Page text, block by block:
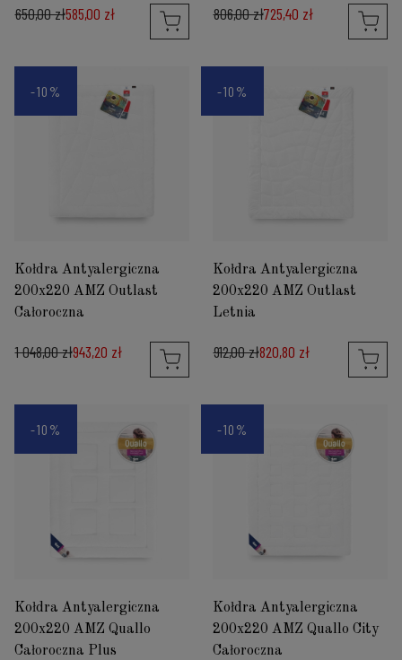
650,00 zł585,00 zł 806,00 zł725,40 zł
Kołdra Antyalergiczna
200x220 AMZ Outlast
Całoroczna
1 048,00 zł943,20 zł
-10%
Kołdra Antyalergiczna
200x220 AMZ Outlast
Letnia
912,00 zł820,80 zł
-10%
Kołdra Antyalergiczna
200x220 AMZ Quallo
Całoroczna Plus
-10%
Kołdra Antyalergiczna
200x220 AMZ Quallo City
Całoroczna
-10%